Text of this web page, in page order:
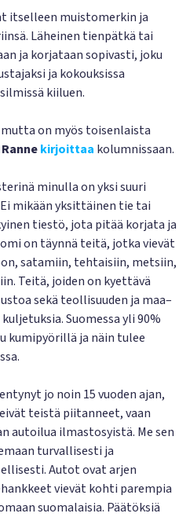
itselleen muistomerkin ja
Läheinen tienpätkä tai
ja korjataan sopivasti, joku
ja kokouksissa
kiiluen.
on myös toisenlaista
kirjoittaa kolumnissaan.
minulla on yksi suuri
mikään yksittäinen tie tai
tiestö, jota pitää korjata ja
on täynnä teitä, jotka vievät
satamiin, tehtaisiin, metsiin,
Teitä, joiden on kyettävä
sekä teollisuuden ja maa–
Suomessa yli 90%
kumipyörillä ja näin tulee
jo noin 15 vuoden ajan,
teistä piitanneet, vaan
autoilua ilmastosyistä. Me sen
turvallisesti ja
Autot ovat arjen
vievät kohti parempia
suomalaisia. Päätöksiä